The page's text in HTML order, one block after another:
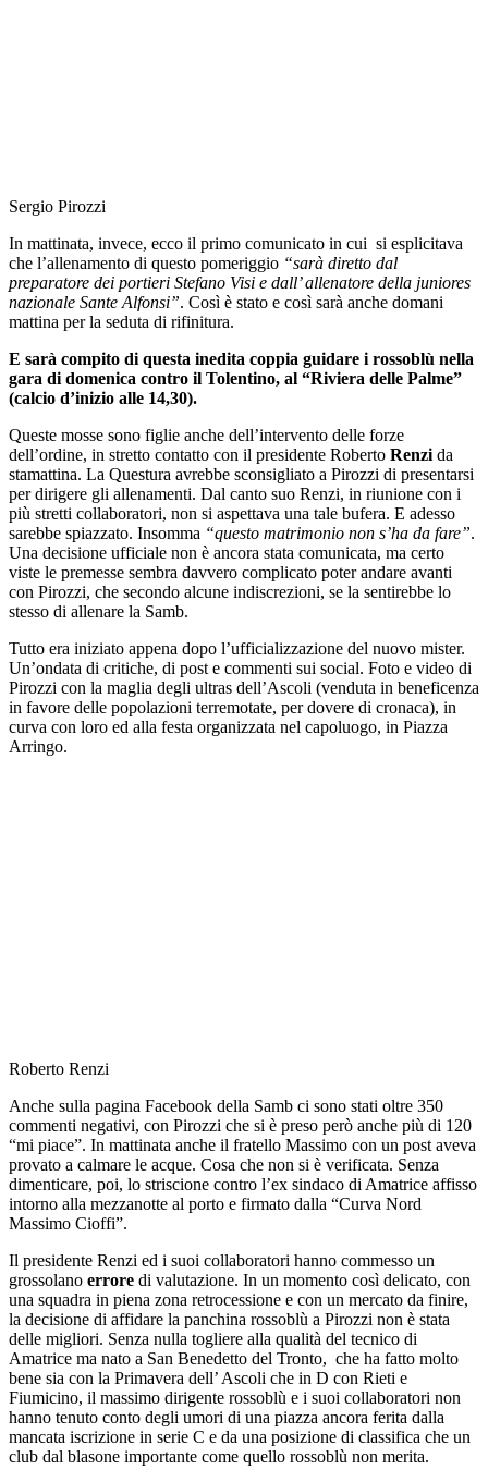
Sergio Pirozzi
In mattinata, invece, ecco il primo comunicato in cui si esplicitava
che l’allenamento di questo pomeriggio “sarà diretto dal
preparatore dei portieri Stefano Visi e dall’ allenatore della juniores
nazionale Sante Alfonsi”. Così è stato e così sarà anche domani
mattina per la seduta di rifinitura.
E sarà compito di questa inedita coppia guidare i rossoblù nella
gara di domenica contro il Tolentino, al “Riviera delle Palme”
(calcio d’inizio alle 14,30).
Queste mosse sono figlie anche dell’intervento delle forze
dell’ordine, in stretto contatto con il presidente Roberto Renzi da
stamattina. La Questura avrebbe sconsigliato a Pirozzi di presentarsi
per dirigere gli allenamenti. Dal canto suo Renzi, in riunione con i
più stretti collaboratori, non si aspettava una tale bufera. E adesso
sarebbe spiazzato. Insomma “questo matrimonio non s’ha da fare”.
Una decisione ufficiale non è ancora stata comunicata, ma certo
viste le premesse sembra davvero complicato poter andare avanti
con Pirozzi, che secondo alcune indiscrezioni, se la sentirebbe lo
stesso di allenare la Samb.
Tutto era iniziato appena dopo l’ufficializzazione del nuovo mister.
Un’ondata di critiche, di post e commenti sui social. Foto e video di
Pirozzi con la maglia degli ultras dell’Ascoli (venduta in beneficenza
in favore delle popolazioni terremotate, per dovere di cronaca), in
curva con loro ed alla festa organizzata nel capoluogo, in Piazza
Arringo.
Roberto Renzi
Anche sulla pagina Facebook della Samb ci sono stati oltre 350
commenti negativi, con Pirozzi che si è preso però anche più di 120
“mi piace”. In mattinata anche il fratello Massimo con un post aveva
provato a calmare le acque. Cosa che non si è verificata. Senza
dimenticare, poi, lo striscione contro l’ex sindaco di Amatrice affisso
intorno alla mezzanotte al porto e firmato dalla “Curva Nord
Massimo Cioffi”.
Il presidente Renzi ed i suoi collaboratori hanno commesso un
grossolano errore di valutazione. In un momento così delicato, con
una squadra in piena zona retrocessione e con un mercato da finire,
la decisione di affidare la panchina rossoblù a Pirozzi non è stata
delle migliori. Senza nulla togliere alla qualità del tecnico di
Amatrice ma nato a San Benedetto del Tronto, che ha fatto molto
bene sia con la Primavera dell’ Ascoli che in D con Rieti e
Fiumicino, il massimo dirigente rossoblù e i suoi collaboratori non
hanno tenuto conto degli umori di una piazza ancora ferita dalla
mancata iscrizione in serie C e da una posizione di classifica che un
club dal blasone importante come quello rossoblù non merita.